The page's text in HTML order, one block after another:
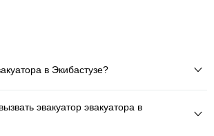
в Экибастузе?
эвакуатор эвакуатора в